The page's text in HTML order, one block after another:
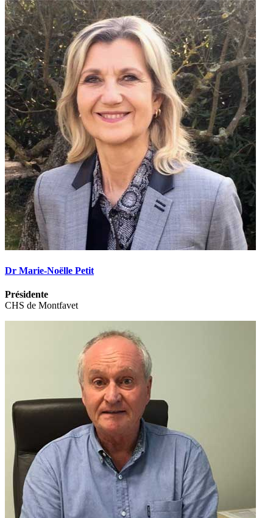
Dr Marie-Noëlle Petit
Présidente
CHS de Montfavet